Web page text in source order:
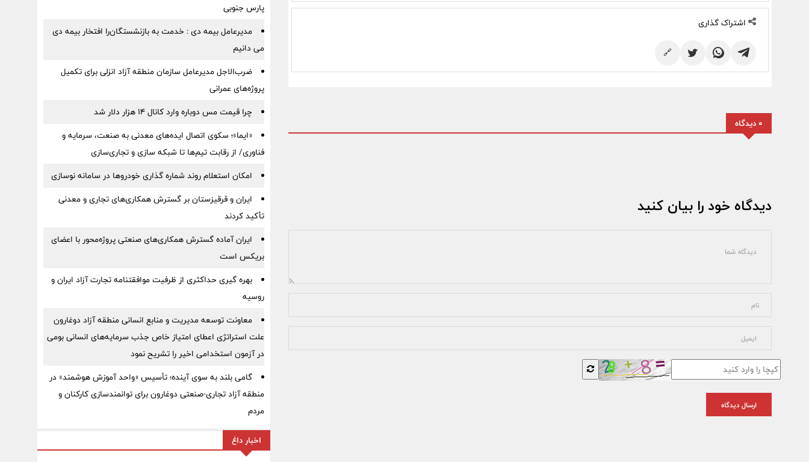
اشتراک گذاری
🔗
0 دیدگاه
دیدگاه خود را بیان کنید
ارسال دیدگاه
پارس جنوبی
مدیرعامل بیمه دی : خدمت به بازنشستگان‌را افتخار بیمه دی
می دانیم
ضرب‌الاجل مدیرعامل سازمان منطقه آزاد انزلی برای تكمیل
پروژه‌های عمرانی
چرا قیمت مس دوباره وارد کانال ۱۴ هزار دلار شد
«ایما»؛ سکوی اتصال ایده‌های معدنی به صنعت، سرمایه و
فناوری/ از رقابت تیم‌ها تا شبکه سازی و تجاری‌سازی
امکان استعلام روند شماره گذاری خودروها در سامانه نوسازی
ایران و قرقیزستان بر گسترش همکاری‌های تجاری و معدنی
تأکید کردند
ایران آماده گسترش همکاری‌های صنعتی پروژه‌محور با اعضای
بریکس است
بهره گیری حداکثری از ظرفیت موافقتنامه تجارت آزاد ایران و
روسیه
معاونت توسعه مدیریت و منابع انسانی منطقه آزاد دوغارون
علت استراتژی اعطای امتیاز خاص جذب سرمایه‌های انسانی بومی
در آزمون استخدامی اخیر را تشریح نمود
گامی بلند به سوی آینده؛ تأسیس «واحد آموزش هوشمند» در
منطقه آزاد تجاری-صنعتی دوغارون برای توانمندسازی کارکنان و
مردم
اخبار داغ